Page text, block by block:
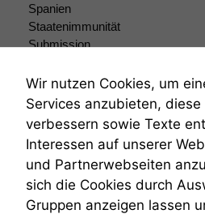
Spanien
Staatenimmunität
Submission
Teilungsklage
Venezuela
VRK
Wiederherstellungsanordnung
Zivilprozessordnung
ZPO
Zustellfiktion
Zuständigkeit
Wir nutzen Cookies, um
Services anzubieten,
verbessern sowie Texte
Interessen auf unserer
und Partnerwebseiten
sich die Cookies durch
Gruppen anzeigen lassen